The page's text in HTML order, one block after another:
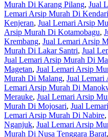
Murah Di Karang Pilang, Jual
Lemari Arsip Murah Di Kendari
Kenjeran, Jual Lemari Arsip
Arsip Murah Di Kotamobagu,
Krembang, Jual Lemari Arsip
Murah Di Lakar Santri, Jual
Jual Lemari Arsip Murah Di
Magetan, Jual Lemari Arsip
Murah Di Malang, Jual Lemari
Lemari Arsip Murah Di
Merauke, Jual Lemari Arsip
Murah Di Mojosari, Jual
Lemari Arsip Murah Di Nabire,
Nganjuk, Jual Lemari Arsip
Murah Di Nusa Tenggara Barat,